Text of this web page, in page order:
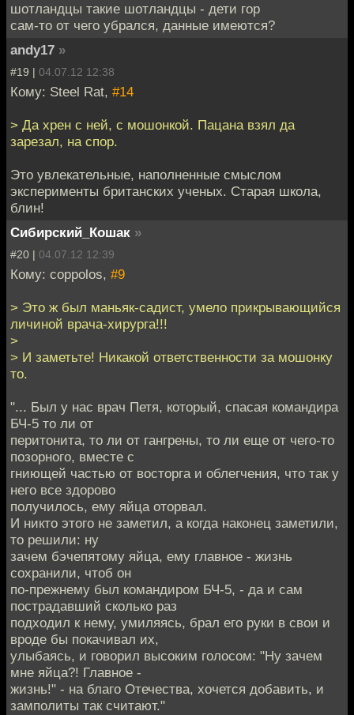
шотландцы такие шотландцы - дети гор
сам-то от чего убрался, данные имеются?
andy17 »
#19 | 04.07.12 12:38
Кому: Steel Rat, #14
> Да хрен с ней, с мошонкой. Пацана взял да
зарезал, на спор.
Это увлекательные, наполненные смыслом
эксперименты британских ученых. Старая школа,
блин!
Сибирский_Кошак »
#20 | 04.07.12 12:39
Кому: coppolos, #9
> Это ж был маньяк-садист, умело прикрывающийся
личиной врача-хирурга!!!
>
> И заметьте! Никакой ответственности за мошонку
то.
"... Был у нас врач Петя, который, спасая командира
БЧ-5 то ли от
перитонита, то ли от гангрены, то ли еще от чего-то
позорного, вместе с
гниющей частью от восторга и облегчения, что так у
него все здорово
получилось, ему яйца оторвал.
И никто этого не заметил, а когда наконец заметили,
то решили: ну
зачем бэчепятому яйца, ему главное - жизнь
сохранили, чтоб он
по-прежнему был командиром БЧ-5, - да и сам
пострадавший сколько раз
подходил к нему, умиляясь, брал его руки в свои и
вроде бы покачивал их,
улыбаясь, и говорил высоким голосом: "Ну зачем
мне яйца?! Главное -
жизнь!" - на благо Отечества, хочется добавить, и
замполиты так считают."